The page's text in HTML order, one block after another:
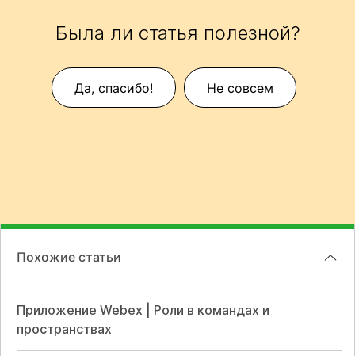
Была ли статья полезной?
Да, спасибо! Не совсем
Похожие статьи
Приложение Webex | Роли в командах и
пространствах